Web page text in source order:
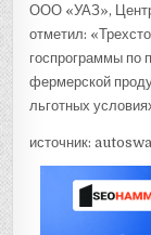
ООО «УАЗ»,
отметил:
госпрограммы по
фермерской
льготных
источник: